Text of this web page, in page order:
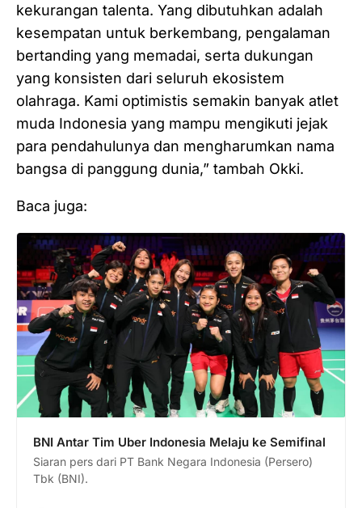
kekurangan talenta. Yang dibutuhkan adalah
kesempatan untuk berkembang, pengalaman
bertanding yang memadai, serta dukungan
yang konsisten dari seluruh ekosistem
olahraga. Kami optimistis semakin banyak atlet
muda Indonesia yang mampu mengikuti jejak
para pendahulunya dan mengharumkan nama
bangsa di panggung dunia,” tambah Okki.
Baca juga:
BNI Antar Tim Uber Indonesia Melaju ke Semifinal
Siaran pers dari PT Bank Negara Indonesia (Persero)
Tbk (BNI).